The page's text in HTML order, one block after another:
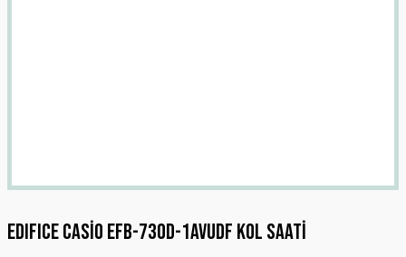
EDIFICE Casio EFB-730D-1AVUDF Kol Saati